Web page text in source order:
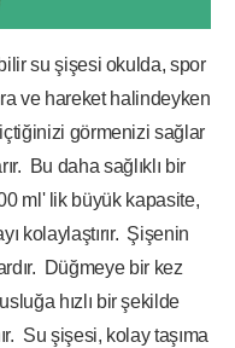
su şişesi okulda, spor
ve hareket halindeyken
içtiğinizi görmenizi sağlar
Bu daha sağlıklı bir
ml' lik büyük kapasite,
kolaylaştırır. Şişenin
Düğmeye bir kez
hızlı bir şekilde
Su şişesi, kolay taşıma